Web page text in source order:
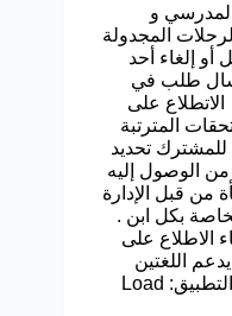
المدرسي و
المجدولة
إلغاء أحد
طلب في
على
المترتبة
للمشترك تحديد
الوصول إليه
من قبل الإدارة
بكل ابن .
الاطلاع على
اللغتين
العربية والانكليزية بعض الصور من التطبيق: Load